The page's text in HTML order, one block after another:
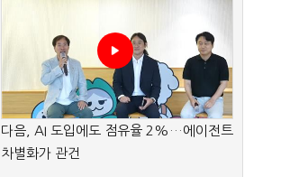
다음, AI 도입에도 점유율 2%…에이전트
차별화가 관건